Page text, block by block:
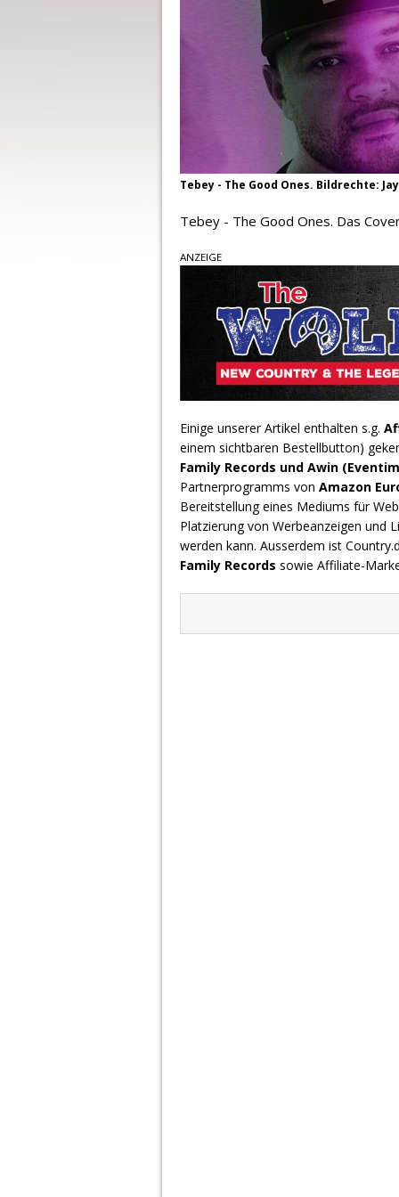
Tebey - The Good Ones. Bildrechte:
Tebey - The Good Ones. Das
ANZEIGE
Einige unserer Artikel enthalten s.g.
einem sichtbaren Bestellbutton)
Family Records und Awin
Partnerprogramms von Amazon
Bereitstellung eines Mediums für
Platzierung von Werbeanzeigen und
werden kann. Ausserdem ist
Family Records sowie Affiliate-